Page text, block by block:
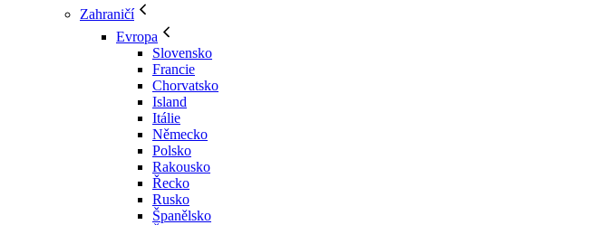
Zahraničí
Evropa
Slovensko
Francie
Chorvatsko
Island
Itálie
Německo
Polsko
Rakousko
Řecko
Rusko
Španělsko